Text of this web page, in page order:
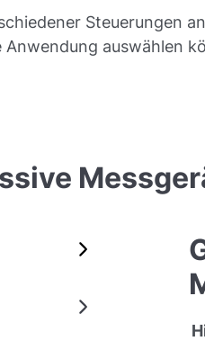
Steuerungen
auswählen